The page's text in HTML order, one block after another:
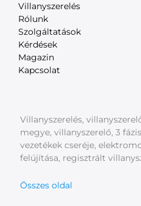
Villanyszerelés
Rólunk
Szolgáltatások
Kérdések
Magazin
Kapcsolat
Villanyszerelés,
megye, villanyszerelő, 3
vezetékek cseréje,
felújítása, regisztrált
Összes oldal